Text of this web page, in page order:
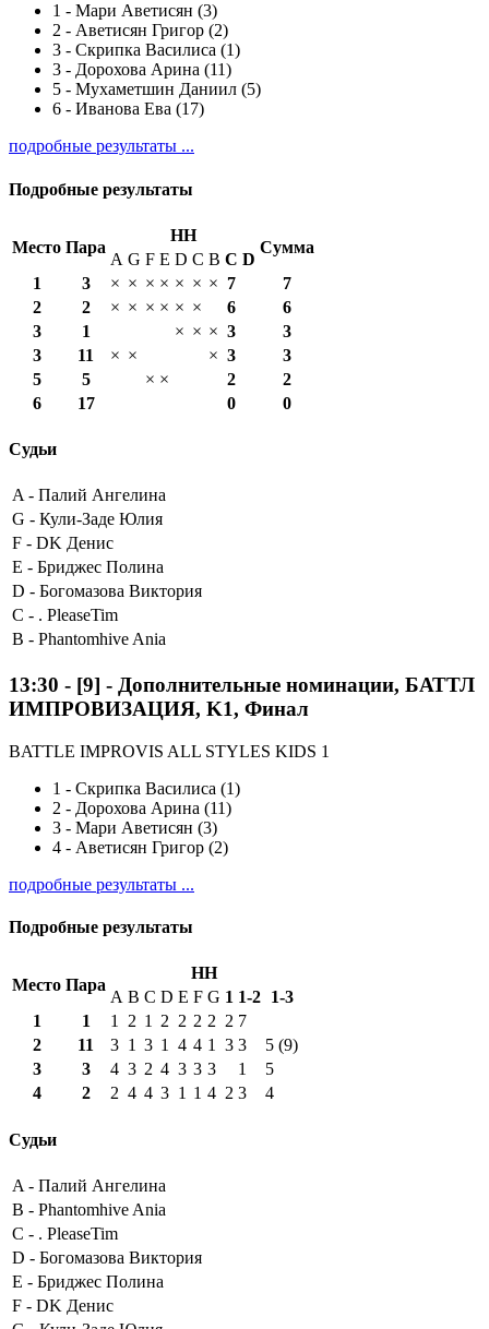
1 - Мари Аветисян (3)
2 - Аветисян Григор (2)
3 - Скрипка Василиса (1)
3 - Дорохова Арина (11)
5 - Мухаметшин Даниил (5)
6 - Иванова Ева (17)
подробные результаты ...
Подробные результаты
Место Пара
HH
Сумма
A G F E D C B С D
1
3 × × × × × × × 7
7
2
2 × × × × × × 6
6
3
1 × × × 3
3
3
11 × × × 3
3
5
5 × × 2
2
6
17 0 0
Судьи
A - Палий Ангелина
G - Кули-Заде Юлия
F - DK Денис
E - Бриджес Полина
D - Богомазова Виктория
C - . PleaseTim
B - Phantomhive Ania
13:30 - [9] - Дополнительные номинации, БАТТЛ
ИМПРОВИЗАЦИЯ, K1, Финал
BATTLE IMPROVIS ALL STYLES KIDS 1
1 - Скрипка Василиса (1)
2 - Дорохова Арина (11)
3 - Мари Аветисян (3)
4 - Аветисян Григор (2)
подробные результаты ...
Подробные результаты
Место Пара
HH
A B C D E F G 1 1-2 1-3
1
1 1 2 1 2 2 2 2 2 7
2
11 3 1 3 1 4 4 1 3 3
5 (9)
3
3 4 3 2 4 3 3 3 1
5
4
2 2 4 4 3 1 1 4 2 3 4
Судьи
A - Палий Ангелина
B - Phantomhive Ania
C - . PleaseTim
D - Богомазова Виктория
E - Бриджес Полина
F - DK Денис